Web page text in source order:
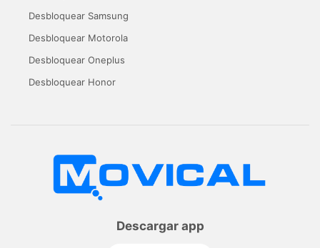
Desbloquear Samsung
Desbloquear Motorola
Desbloquear Oneplus
Desbloquear Honor
Descargar app